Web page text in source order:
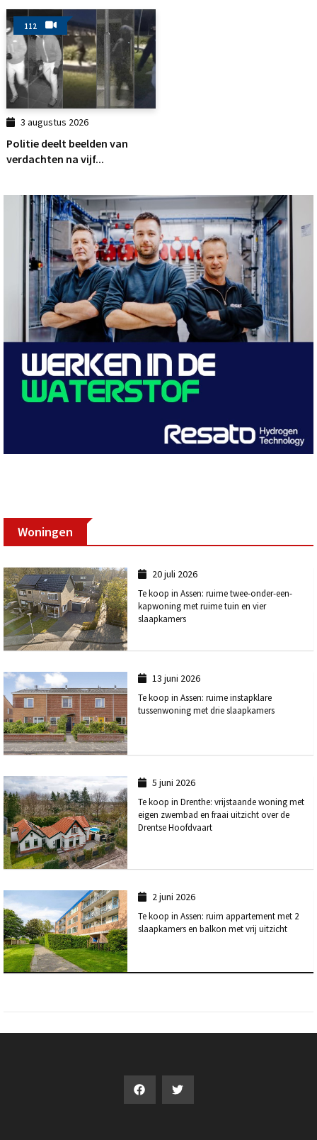
112
3 augustus 2026
Politie deelt beelden van
verdachten na vijf...
Woningen
20 juli 2026
Te koop in Assen: ruime twee-onder-een-
kapwoning met ruime tuin en vier
slaapkamers
13 juni 2026
Te koop in Assen: ruime instapklare
tussenwoning met drie slaapkamers
5 juni 2026
Te koop in Drenthe: vrijstaande woning met
eigen zwembad en fraai uitzicht over de
Drentse Hoofdvaart
2 juni 2026
Te koop in Assen: ruim appartement met 2
slaapkamers en balkon met vrij uitzicht